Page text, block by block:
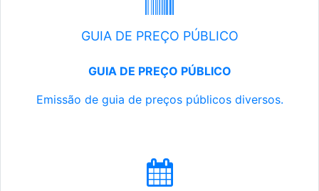
GUIA DE PREÇO PÚBLICO
GUIA DE PREÇO PÚBLICO
Emissão de guia de preços públicos diversos.